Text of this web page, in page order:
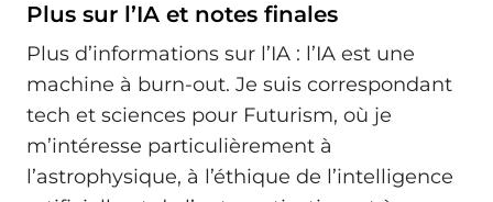
Plus sur l’IA et notes finales
Plus d’informations sur l’IA : l’IA est une
machine à burn-out. Je suis correspondant
tech et sciences pour Futurism, où je
m’intéresse particulièrement à
l’astrophysique, à l’éthique de l’intelligence